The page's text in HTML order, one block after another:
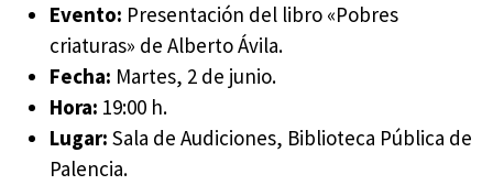
Evento: Presentación del libro «Pobres
criaturas» de Alberto Ávila.
Fecha: Martes, 2 de junio.
Hora: 19:00 h.
Lugar: Sala de Audiciones, Biblioteca Pública de
Palencia.